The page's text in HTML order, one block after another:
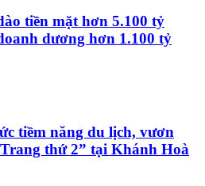
tiền mặt hơn 5.100 tỷ
dương hơn 1.100 tỷ
tiềm năng du lịch, vươn
thứ 2” tại Khánh Hoà